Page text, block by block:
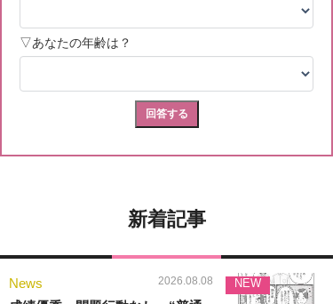
新着記事
News 2026.08.08 NEW